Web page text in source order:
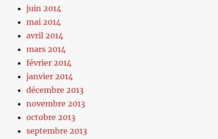
juin 2014
mai 2014
avril 2014
mars 2014
février 2014
janvier 2014
décembre 2013
novembre 2013
octobre 2013
septembre 2013